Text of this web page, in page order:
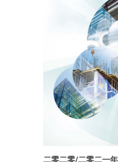
二零二零/二零二一